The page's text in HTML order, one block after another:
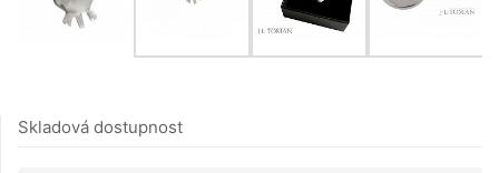
Skladová dostupnost